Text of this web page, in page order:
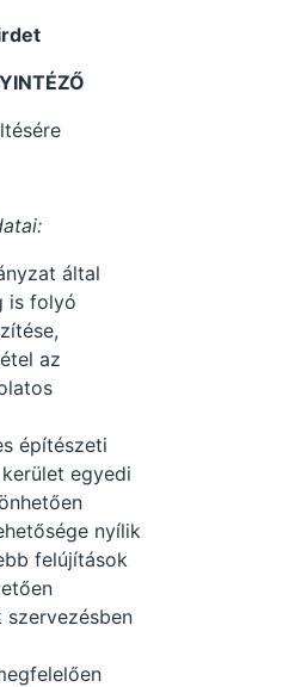
által
is folyó
az
építészeti
egyedi
nyílik
felújítások
szervezésben